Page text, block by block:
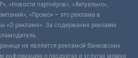
«Новости партнёров», «Актуально»,
«Промо» – это реклама в
«О рекламе». За содержание рекламы
не является рекламой банковских
информацию о продуктах и услугах можно